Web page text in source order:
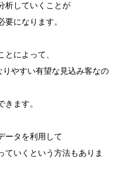
析していくことが
になります。
によって、
やすい有望な見込み客なの
ます。
ータを利用して
ていくという方法もありま